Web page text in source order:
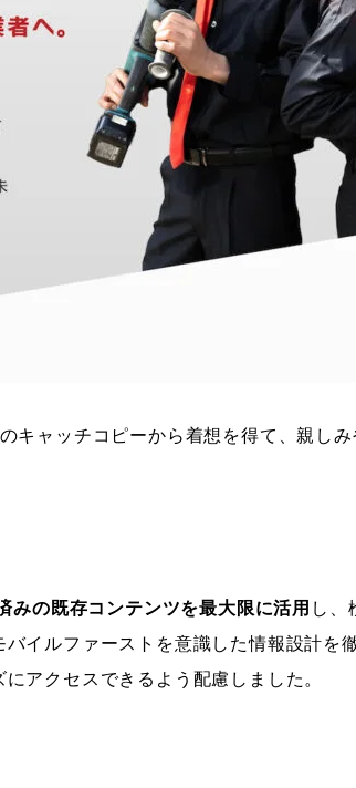
キャッチコピーから着想を得て、親し
みの既存コンテンツを最大限に活用 し、
イルファーストを意識した情報設計を
アクセスできるよう配慮しました。